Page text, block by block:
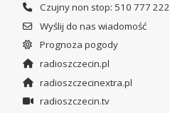
Czujny non stop: 510 777 222
Wyślij do nas wiadomość
Prognoza pogody
radioszczecin.pl
radioszczecinextra.pl
radioszczecin.tv